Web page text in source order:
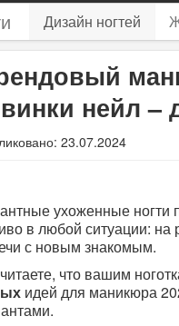
Дизайн ногтей
нейл –
23.07.2024
ухоженные ногти
в любой ситуации: на
с новым знакомым.
что вашим
идей для маникюра